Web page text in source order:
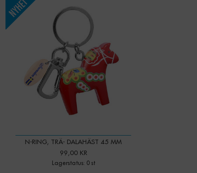
N-RING, TRÄ- DALAHÄST 45 MM
99,00 KR
Lagerstatus: 0 st